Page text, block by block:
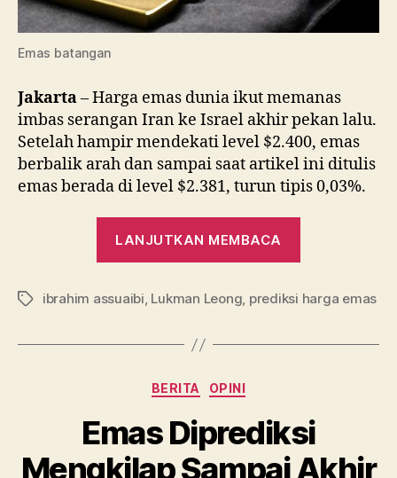
Emas batangan
Jakarta– Harga emas dunia ikut memanas
imbas serangan Iran ke Israel akhir pekan lalu.
Setelah hampir mendekati level $2.400, emas
berbalik arah dan sampai saat artikel ini ditulis
emas berada di level $2.381, turun tipis 0,03%.
LANJUTKAN MEMBACA
Disebut
Bertahan
Tag ibrahim assuaibi, Lukman Leong, prediksi harga emas
Kategori
BERITA OPINI
Emas Diprediksi
Mengkilap Sampai Akhir